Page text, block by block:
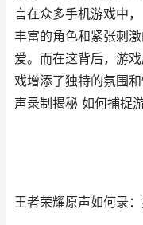
言在众多手机游戏中
丰富的角色和紧张刺
爱。而在这背后，游
戏增添了独特的氛围
声录制揭秘 如何捕捉
王者荣耀原声如何录